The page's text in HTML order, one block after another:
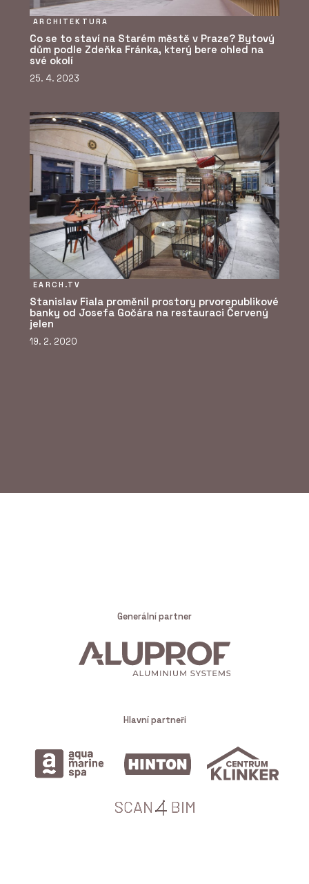
ČLÁNKY
„Stavíme na hraně
možností. Parcely jsou
složitější a odborníků
ČLÁNKY
Ve stavebnictví chybí lidé
a technologie je
nenahradí. Ředitelé
HINTON o tom, co dnes
hýbe stavbami
ARCHITEKTURA
Co se to staví na Starém městě v Praze? Bytový
dům podle Zdeňka Fránka, který bere ohled na
své okolí
25. 4. 2023
EARCH.TV
Stanislav Fiala proměnil prostory prvorepublikové
banky od Josefa Gočára na restauraci Červený
jelen
19. 2. 2020
Generální partner
Hlavní partneři